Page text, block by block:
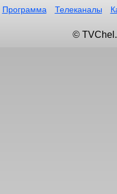
Программа Телеканалы
©